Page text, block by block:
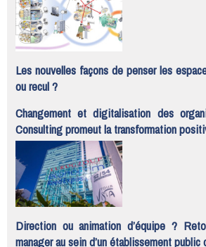
Les nouvelles façons de penser les
ou recul ?
Changement et digitalisation des
Consulting promeut la transformation
Direction ou animation d’équipe ?
manager au sein d’un établissement public